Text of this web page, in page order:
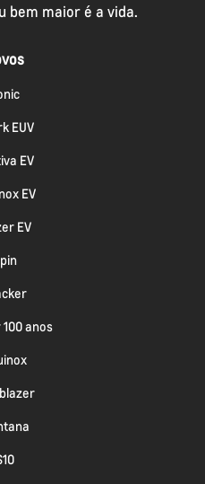
bem maior é a vida.
EUV
EV
EV
EV
anos